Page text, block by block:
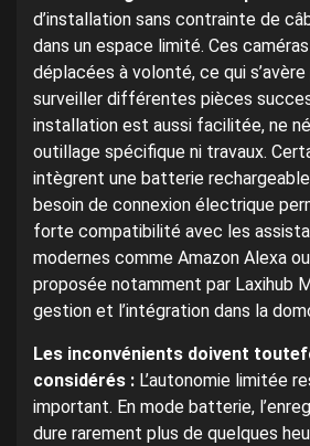
d’installation sans contrainte de
dans un espace limité. Ces
déplacées à volonté, ce qui
surveiller différentes pièces
installation est aussi facilitée, ne
outillage spécifique ni travaux.
intègrent une batterie
besoin de connexion électrique
forte compatibilité avec les
modernes comme Amazon Alexa
proposée notamment par Laxihub
gestion et l’intégration dans la
Les inconvénients doivent
considérés : L’autonomie limitée
important. En mode batterie,
dure rarement plus de quelques